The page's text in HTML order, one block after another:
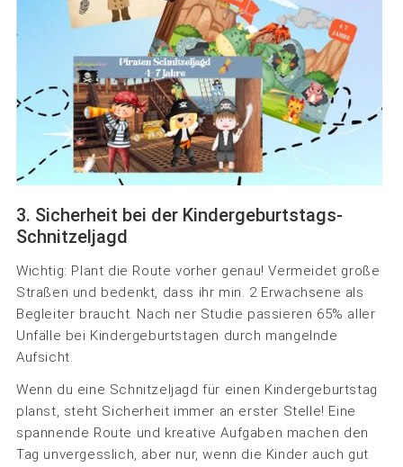
3. Sicherheit bei der Kindergeburtstags-
Schnitzeljagd
Wichtig: Plant die Route vorher genau! Vermeidet große
Straßen und bedenkt, dass ihr min. 2 Erwachsene als
Begleiter braucht. Nach ner Studie passieren 65% aller
Unfälle bei Kindergeburtstagen durch mangelnde
Aufsicht.
Wenn du eine Schnitzeljagd für einen Kindergeburtstag
planst, steht Sicherheit immer an erster Stelle! Eine
spannende Route und kreative Aufgaben machen den
Tag unvergesslich, aber nur, wenn die Kinder auch gut